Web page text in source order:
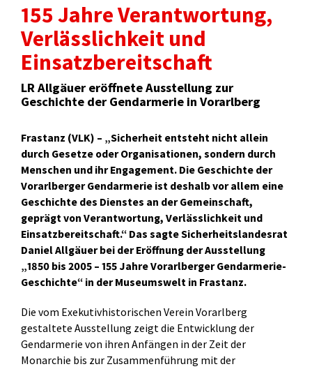
155 Jahre Verantwortung,
Verlässlichkeit und
Einsatzbereitschaft
LR Allgäuer eröffnete Ausstellung zur
Geschichte der Gendarmerie in Vorarlberg
Frastanz (VLK) – „Sicherheit entsteht nicht allein
durch Gesetze oder Organisationen, sondern durch
Menschen und ihr Engagement. Die Geschichte der
Vorarlberger Gendarmerie ist deshalb vor allem eine
Geschichte des Dienstes an der Gemeinschaft,
geprägt von Verantwortung, Verlässlichkeit und
Einsatzbereitschaft.“ Das sagte Sicherheitslandesrat
Daniel Allgäuer bei der Eröffnung der Ausstellung
„1850 bis 2005 – 155 Jahre Vorarlberger Gendarmerie-
Geschichte“ in der Museumswelt in Frastanz.
Die vom Exekutivhistorischen Verein Vorarlberg
gestaltete Ausstellung zeigt die Entwicklung der
Gendarmerie von ihren Anfängen in der Zeit der
Monarchie bis zur Zusammenführung mit der